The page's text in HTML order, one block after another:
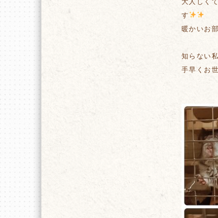
す
暖かいお
知らない
手早くお